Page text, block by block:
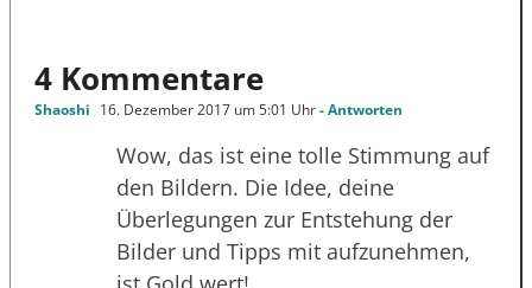
4 Kommentare
Shaoshi 16. Dezember 2017 um 5:01 Uhr- Antworten
Wow, das ist eine tolle Stimmung auf
den Bildern. Die Idee, deine
Überlegungen zur Entstehung der
Bilder und Tipps mit aufzunehmen,